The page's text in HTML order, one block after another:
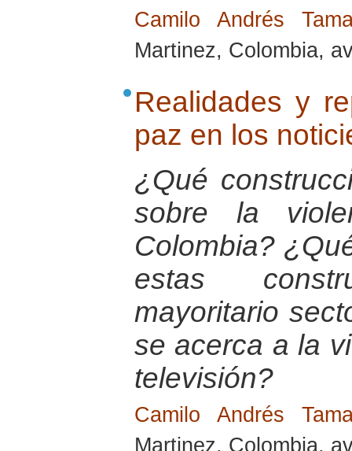
Camilo Andrés
Martinez, Colombia,
Realidades y
paz en los
¿Qué
sobre la
Colombia?
estas
mayoritario
se acerca a la
televisión?
Camilo Andrés
Martinez, Colombia,